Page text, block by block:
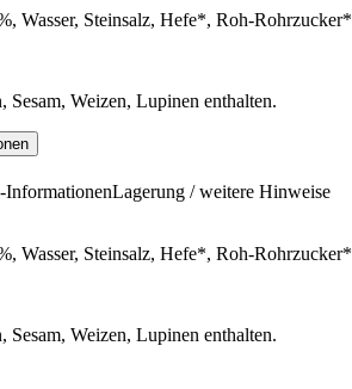
Wasser, Steinsalz, Hefe*, Roh-Rohrzucker*
Weizen, Lupinen enthalten.
Lagerung / weitere Hinweise
Wasser, Steinsalz, Hefe*, Roh-Rohrzucker*
Weizen, Lupinen enthalten.